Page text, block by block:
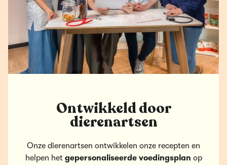
Ontwikkeld door
dierenartsen
Onze dierenartsen ontwikkelen onze recepten en
helpen het gepersonaliseerde voedingsplan op